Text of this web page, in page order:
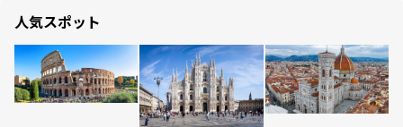
人気スポット